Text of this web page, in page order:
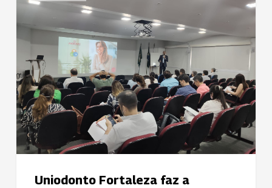
faz
integração
de
25
novos
cooperados
Uniodonto Fortaleza faz a